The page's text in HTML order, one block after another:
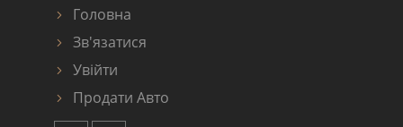
Головна
Зв'язатися
Увійти
Продати Авто